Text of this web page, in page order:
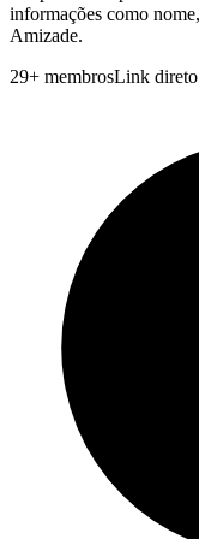
informações como
Amizade.
29+ membrosLink direto